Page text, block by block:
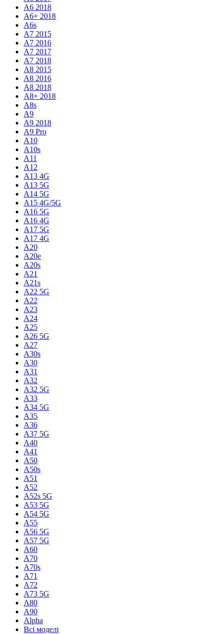
A6 2018
A6+ 2018
A6s
A7 2015
A7 2016
A7 2017
A7 2018
A8 2015
A8 2016
A8 2018
A8+ 2018
A8s
A9
A9 2018
A9 Pro
A10
A10s
A11
A12
A13 4G
A13 5G
A14 5G
A15 4G/5G
A16 5G
A16 4G
A17 5G
A17 4G
A20
A20e
A20s
A21
A21s
A22 5G
A22
A23
A24
A25
A26 5G
A27
A30s
A30
A31
A32
A32 5G
A33
A34 5G
A35
A36
A37 5G
A40
A41
A50
A50s
A51
A52
A52s 5G
A53 5G
A54 5G
A55
A56 5G
A57 5G
A60
A70
A70s
A71
A72
A73 5G
A80
A90
Alpha
Всі моделі